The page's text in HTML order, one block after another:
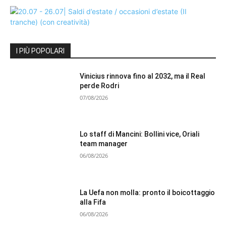
I PIÙ POPOLARI
Vinicius rinnova fino al 2032, ma il Real
perde Rodri
07/08/2026
Lo staff di Mancini: Bollini vice, Oriali
team manager
06/08/2026
La Uefa non molla: pronto il boicottaggio
alla Fifa
06/08/2026